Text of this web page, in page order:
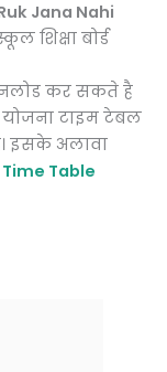
Jana Nahi
शिक्षा बोर्ड
कर सकते है
योजना टाइम टेबल
इसके अलावा
Table